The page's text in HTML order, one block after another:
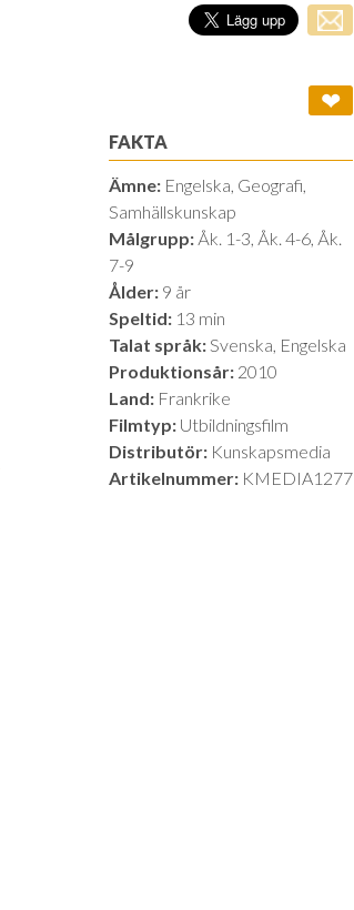
❤
FAKTA
Ämne: Engelska, Geografi,
Samhällskunskap
Målgrupp: Åk. 1-3, Åk. 4-6, Åk.
7-9
Ålder: 9 år
Speltid: 13 min
Talat språk:Svenska, Engelska
Produktionsår: 2010
Land: Frankrike
Filmtyp: Utbildningsfilm
Distributör: Kunskapsmedia
Artikelnummer: KMEDIA1277